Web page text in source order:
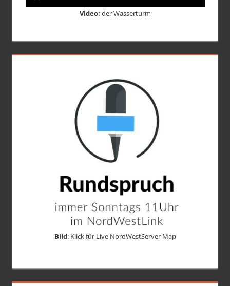
Video: der Wasserturm
Bild: Klick für Live NordWestServer Map